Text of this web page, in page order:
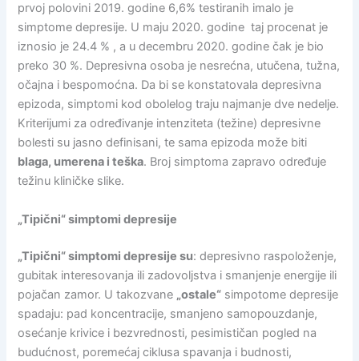
prvoj polovini 2019. godine 6,6% testiranih imalo je
simptome depresije. U maju 2020. godine taj procenat je
iznosio je 24.4 % , a u decembru 2020. godine čak je bio
preko 30 %. Depresivna osoba je nesrećna, utučena, tužna,
očajna i bespomoćna. Da bi se konstatovala depresivna
epizoda, simptomi kod obolelog traju najmanje dve nedelje.
Kriterijumi za određivanje intenziteta (težine) depresivne
bolesti su jasno definisani, te sama epizoda može biti
blaga, umerena i teška. Broj simptoma zapravo određuje
težinu kliničke slike.
„Tipični“ simptomi depresije
„Tipični“ simptomi depresije su: depresivno raspoloženje,
gubitak interesovanja ili zadovoljstva i smanjenje energije ili
pojačan zamor. U takozvane „ostale“ simpotome depresije
spadaju: pad koncentracije, smanjeno samopouzdanje,
osećanje krivice i bezvrednosti, pesimističan pogled na
budućnost, poremećaj ciklusa spavanja i budnosti,